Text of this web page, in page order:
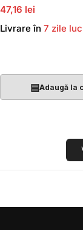
47,16 lei
Livrare în 7 zile
▤Adaugă la